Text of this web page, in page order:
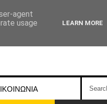
agent
usage
LEARN MORE